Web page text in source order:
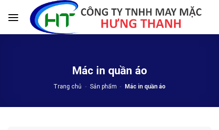
Mác in quần áo
Trang chủ - Sản phẩm - Mác in quần áo